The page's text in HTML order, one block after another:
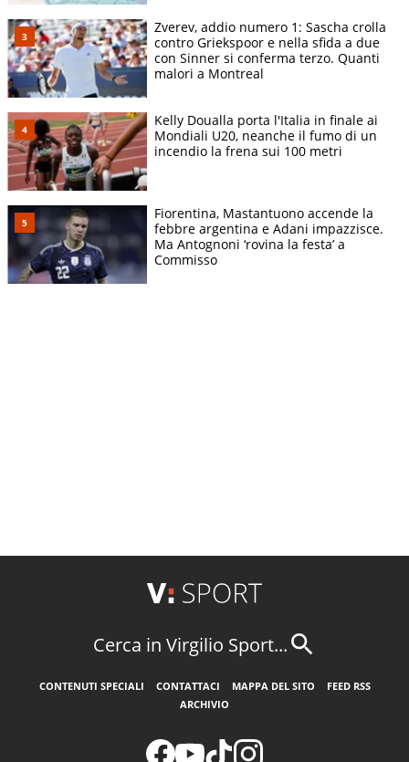
Zverev, addio numero 1: Sascha crolla
contro Griekspoor e nella sfida a due
con Sinner si conferma terzo. Quanti
malori a Montreal
Kelly Doualla porta l'Italia in finale ai
Mondiali U20, neanche il fumo di un
incendio la frena sui 100 metri
Fiorentina, Mastantuono accende la
febbre argentina e Adani impazzisce.
Ma Antognoni ‘rovina la festa’ a
Commisso
Cerca in Virgilio Sport...
CONTENUTI SPECIALI CONTATTACI MAPPA DEL SITO
FEED RSS
ARCHIVIO